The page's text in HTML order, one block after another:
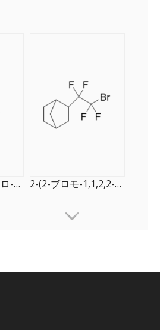
1,1,1-トリフルオロ-2-(トリフルオロメチル)-4-ペンテン-2-オール 2-(2-ブロモ-1,1​​,2,2-テトラフルオロエチル)ビシクロ[2.2.1]ヘプタン